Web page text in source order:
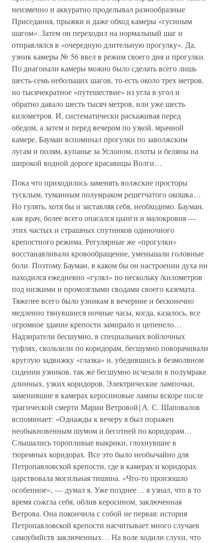
неизменно и аккуратно проделывал разнообразные
Приседания, прыжки и даже обход камеры «гусиным
шагом». Затем он переходил на нормальный шаг и
отправлялся в «очередную длительную прогулку». Да,
узник камеры № 56 ввел в режим своего дня и прогулки.
По диагонали камеры можно было сделать всего лишь
шесть-семь небольших шагов, то-есть около трех метров,
но тысячекратное «путешествие» из угла в угол и
обратно давало шесть тысяч метров, или уже шесть
километров. И, систематически расхаживая перед
обедом, а затем и перед вечером по узкой, мрачной
камере, Бауман вспоминал прогулки по заволжским
лугам и полям, купанье за Услоном, плоты и беляны на
широкой водной дороге красавицы Волги…
Пока что приходилось заменять волжские просторы
тусклым, туманным полумраком решетчатого окошка…
Но гулять, хотя бы и заставляя себя, необходимо. Бауман,
как врач, более всего опасался цынги и малокровия —
этих частых и страшных спутников одиночного
крепостного режима. Регулярные же «прогулки»
восстанавливали кровообращение, уменьшали головные
боли. Поэтому Бауман, в каком бы он настроении духа ни
находился ежедневно «гулял» по нескольку /километров
под низкими и промозглыми сводами своего каземата.
Тяжелее всего было узникам в вечерние и бесконечно
медленно тянувшиеся ночные часы, когда, казалось, все
огромное здание крепости замирало и цепенело…
Надзиратели бесшумно, в специальных войлочных
туфлях, скользили по коридорам, бесшумно поворачивали
круглую задвижку «глазка» и, убедившись в безмолвном
сидении узников, так же бесшумно исчезали в полумраке
длинных, узких коридоров. Электрические лампочки,
заменившие в камерах керосиновые лампы вскоре после
трагической смерти Марии Ветровой{А. С. Шаповалов
вспоминает: «Однажды к вечеру я был поражен
необыкновенным шумом и беготней по коридорам…
Слышались торопливые выкрики, глохнувшие в
тюремных коридорах. Все это было необычайно для
Петропавловской крепости, где в камерах и коридорах
царствовала могильная тишина. «Что-то произошло
особенное», — думал я. Уже позднее… я узнал, что в то
время сожгла себя, облив керосином, заключенная
Ветрова. Она покончила с собой не первая: история
Петропавловской крепости насчитывает много случаев
самоубийств заключенных… На воле ходили слухи, что